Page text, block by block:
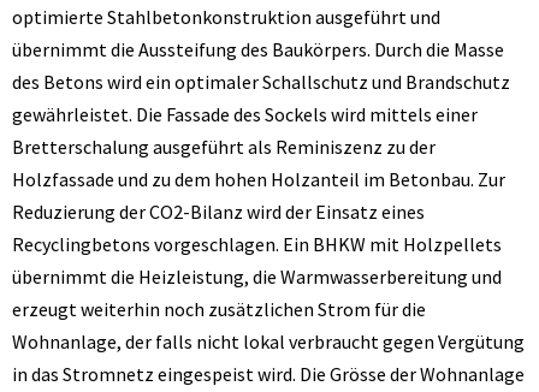
optimierte Stahlbetonkonstruktion ausgeführt und
übernimmt die Aussteifung des Baukörpers. Durch die Masse
des Betons wird ein optimaler Schallschutz und Brandschutz
gewährleistet. Die Fassade des Sockels wird mittels einer
Bretterschalung ausgeführt als Reminiszenz zu der
Holzfassade und zu dem hohen Holzanteil im Betonbau. Zur
Reduzierung der CO2-Bilanz wird der Einsatz eines
Recyclingbetons vorgeschlagen. Ein BHKW mit Holzpellets
übernimmt die Heizleistung, die Warmwasserbereitung und
erzeugt weiterhin noch zusätzlichen Strom für die
Wohnanlage, der falls nicht lokal verbraucht gegen Vergütung
in das Stromnetz eingespeist wird. Die Grösse der Wohnanlage